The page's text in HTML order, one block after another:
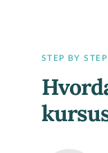
STEP BY STEP